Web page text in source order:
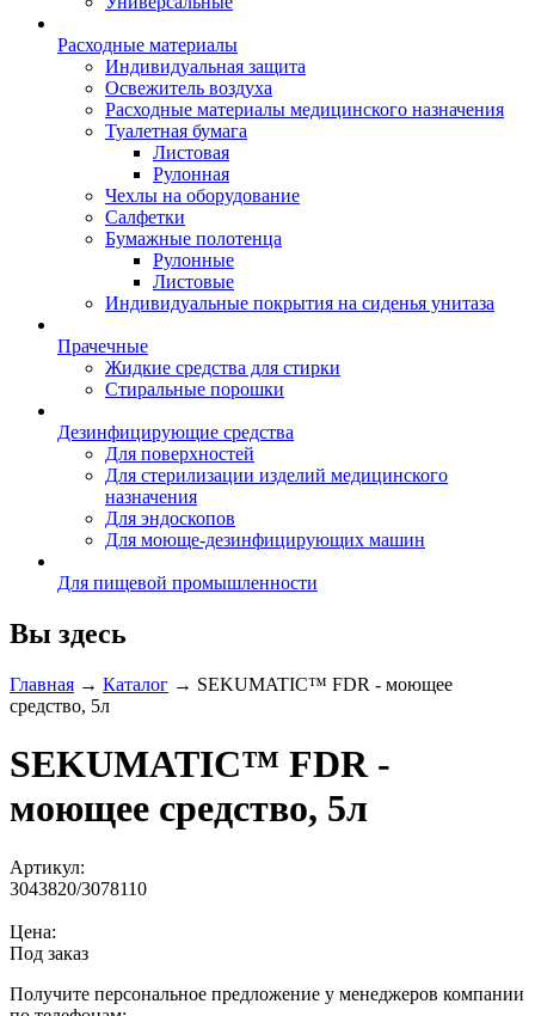
Расходные материалы
Индивидуальная защита
Освежитель воздуха
Расходные материалы медицинского назначения
Туалетная бумага
Листовая
Рулонная
Чехлы на оборудование
Салфетки
Бумажные полотенца
Рулонные
Листовые
Индивидуальные покрытия на сиденья унитаза
Прачечные
Жидкие средства для стирки
Стиральные порошки
Дезинфицирующие средства
Для поверхностей
Для стерилизации изделий медицинского
назначения
Для эндоскопов
Для моюще-дезинфицирующих машин
Для пищевой промышленности
Вы здесь
Главная → Каталог → SEKUMATIC™ FDR - моющее
средство, 5л
SEKUMATIC™ FDR -
моющее средство, 5л
Артикул:
3043820/3078110
Цена:
Под заказ
Получите персональное предложение у менеджеров компании